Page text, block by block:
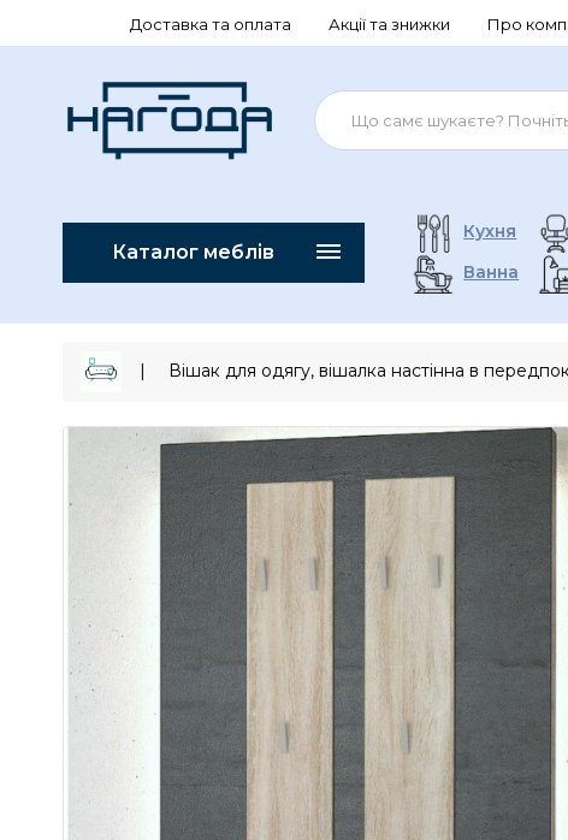
Доставка та оплата Акції та знижки Про
Каталог меблів
Кухня
Ванна
Вішак для одягу, вішалка настінна в